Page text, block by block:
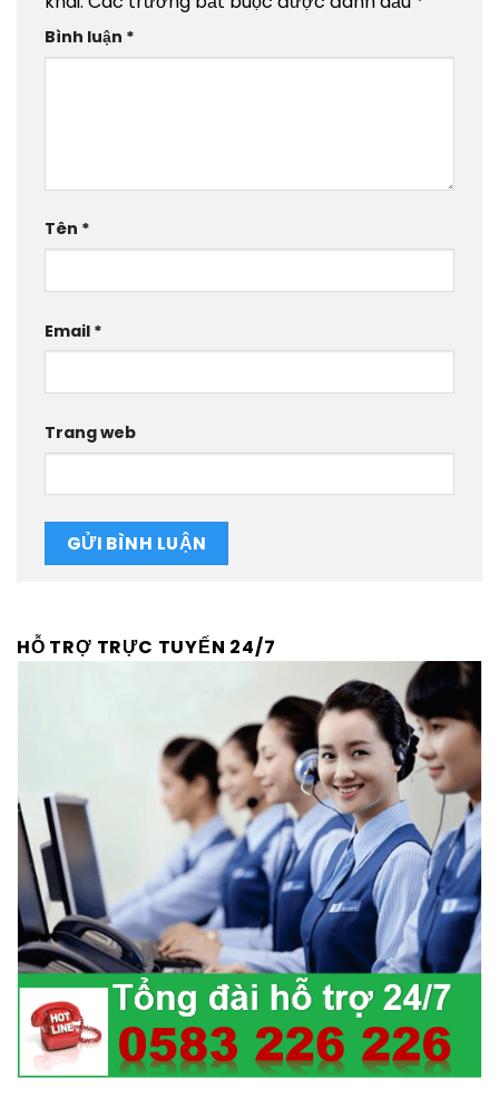
Bình luận *
Tên *
Email *
Trang web
HỖ TRỢ TRỰC TUYẾN 24/7